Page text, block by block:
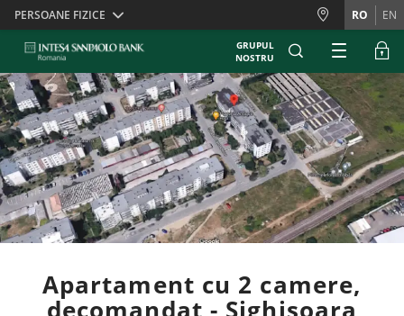
Skiplinks
PERSOANE FIZICE RO EN
GRUPUL
NOSTRU
Apartament cu 2 camere,